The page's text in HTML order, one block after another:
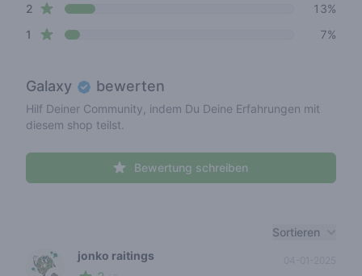
2 star reviews
13%
1 star reviews 7%
Galaxy bewerten
Hilf Deiner Community, indem Du Deine Erfahrungen mit
diesem shop teilst.
Bewertung schreiben
Sortieren
jonko raitings